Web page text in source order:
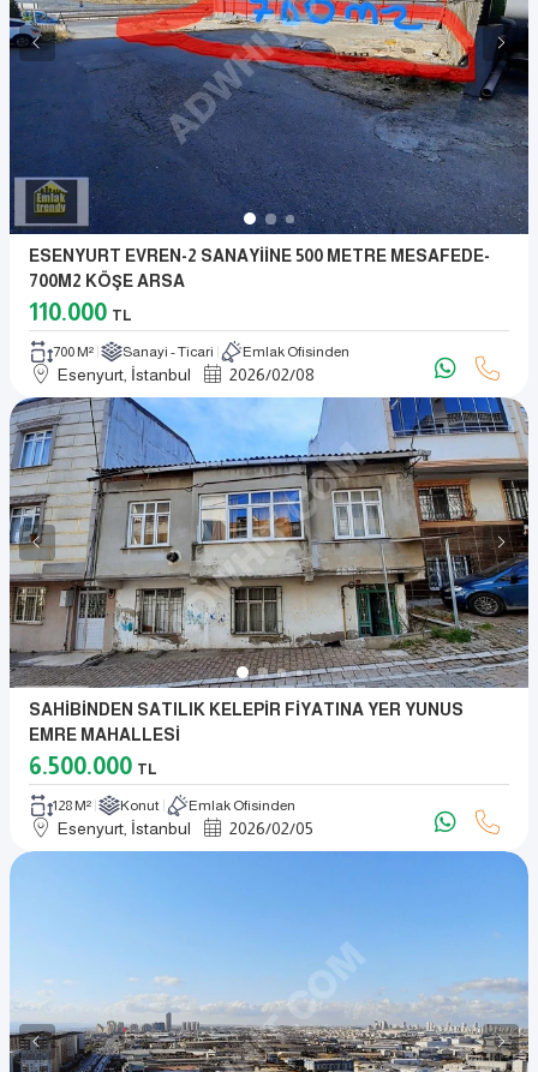
ESENYURT EVREN-2 SANAYİİNE 500 METRE MESAFEDE-
700M2 KÖŞE ARSA
110.000 TL
700 M² Sanayi - Ticari Emlak Ofisinden
Esenyurt, İstanbul 2026/02/08
SAHİBİNDEN SATILIK KELEPİR FİYATINA YER YUNUS
EMRE MAHALLESİ
6.500.000 TL
128 M² Konut Emlak Ofisinden
Esenyurt, İstanbul 2026/02/05